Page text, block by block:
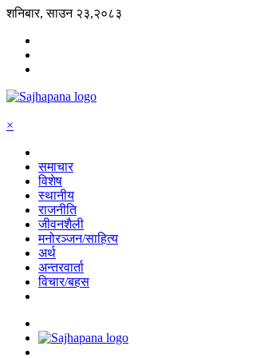
शनिबार, साउन २३,२०८३
×
समाचार
विशेष
स्थानीय
राजनीति
जीवनशैली
मनोरञ्जन/साहित्य
अर्थ
अन्तरवार्ता
विचार/बहस